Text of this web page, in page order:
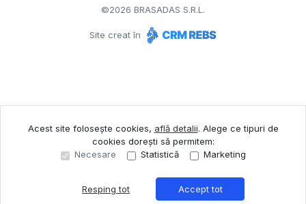
Sună acum Solicită vizionare
©2026 BRASADAS S.R.L.
Site creat în
Acest site folosește cookies, află detalii. Alege ce tipuri de
cookies dorești să permitem:
Necesare
Statistică Marketing
Resping tot Accept tot